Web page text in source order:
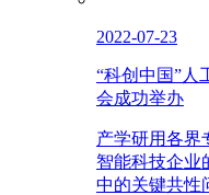
2022-07-23
“科创中国”人
会成功举办
产学研用各界
智能科技企业
中的关键共性